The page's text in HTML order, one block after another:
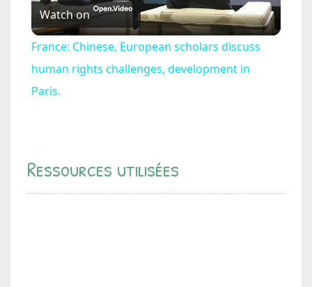
l
a
i
Watch on
France: Chinese, European scholars discuss
human rights challenges, development in
Paris.
Ressources utilisées